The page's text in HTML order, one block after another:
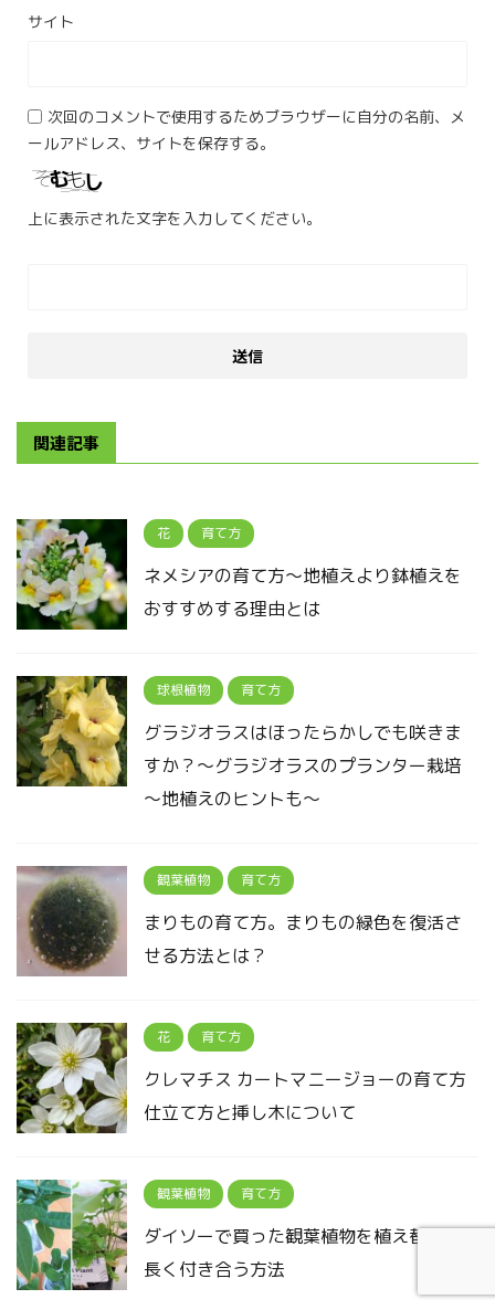
サイト
次回のコメントで使用するためブラウザーに自分の名前、メ
ールアドレス、サイトを保存する。
上に表示された文字を入力してください。
関連記事
花 育て方
ネメシアの育て方～地植えより鉢植えを
おすすめする理由とは
球根植物 育て方
グラジオラスはほったらかしでも咲きま
すか？～グラジオラスのプランター栽培
～地植えのヒントも～
観葉植物 育て方
まりもの育て方。まりもの緑色を復活さ
せる方法とは？
花 育て方
クレマチス カートマニージョーの育て方
仕立て方と挿し木について
観葉植物 育て方
ダイソーで買った観葉植物を植え替えて
長く付き合う方法